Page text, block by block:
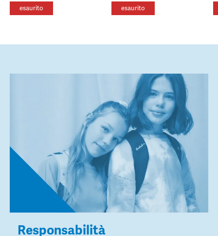
esaurito
esaurito
Responsabilità